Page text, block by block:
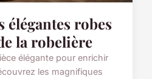
élégantes robes
la robelière
élégante pour enrichir
les magnifiques